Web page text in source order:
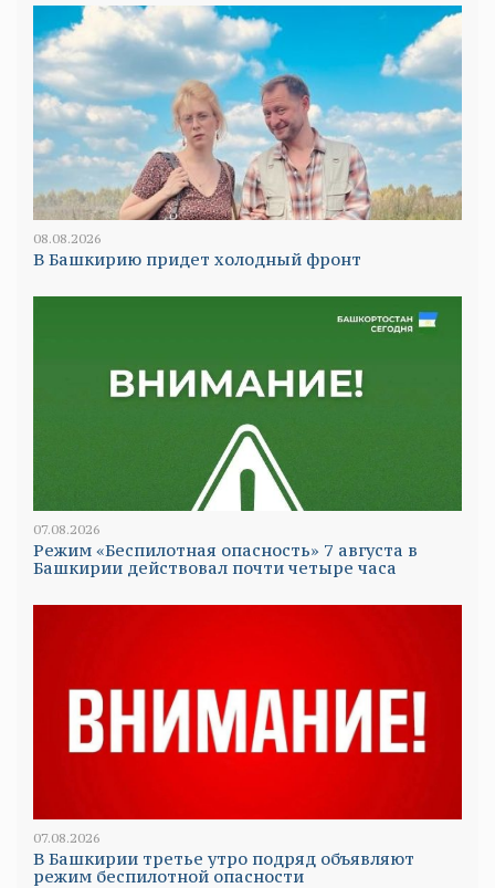
08.08.2026
В Башкирию придет холодный фронт
07.08.2026
Режим «Беспилотная опасность» 7 августа в
Башкирии действовал почти четыре часа
07.08.2026
В Башкирии третье утро подряд объявляют
режим беспилотной опасности